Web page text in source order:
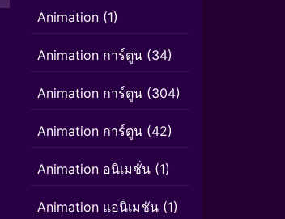
Animation (1)
Animation การ์ตูน (34)
Animation การ์ตูน (304)
Animation การ์ตูน (42)
Animation อนิเมชั่น (1)
Animation แอนิเมชัน (1)